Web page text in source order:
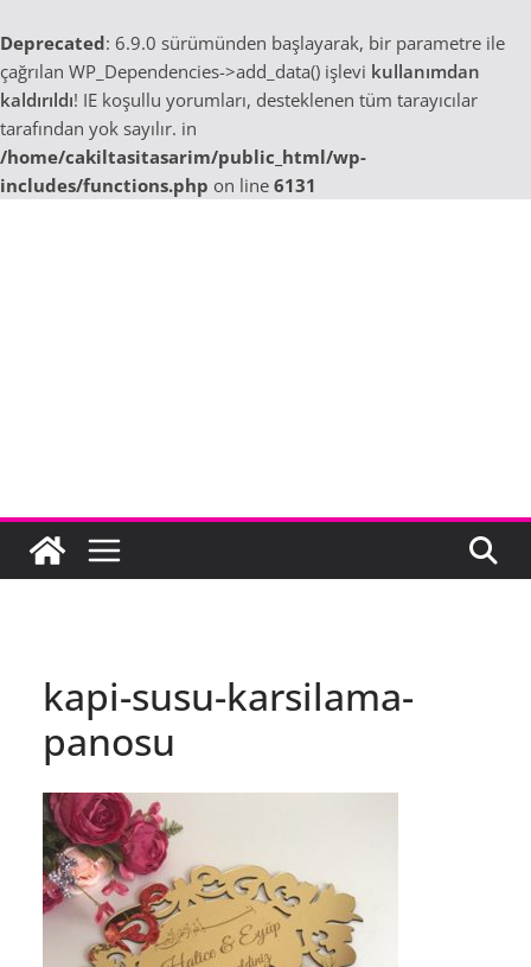
Deprecated: 6.9.0 sürümünden başlayarak, bir parametre ile
çağrılan WP_Dependencies->add_data() işlevi kullanımdan
kaldırıldı! IE koşullu yorumları, desteklenen tüm tarayıcılar
tarafından yok sayılır. in
/home/cakiltasitasarim/public_html/wp-
includes/functions.php on line 6131
kapi-susu-karsilama-
panosu